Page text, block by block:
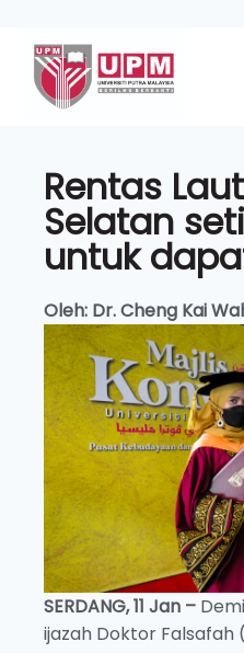
Rentas
Selatan
untuk
Oleh: Dr. Cheng Kai
SERDANG, 11 Jan –
ijazah Doktor Falsafah